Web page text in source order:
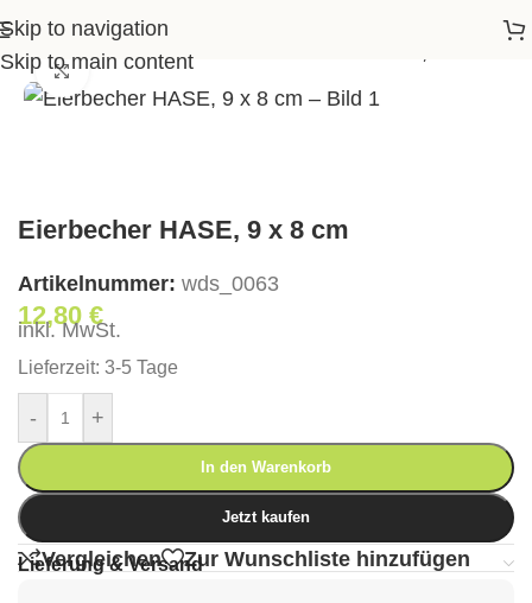
Skip to navigation
Skip to main content
>Tischgeschirr>Teller
Klick zum Vergrößern
Eierbecher HASE, 9 x 8 cm
Artikelnummer: wds_0063
12,80 €
inkl. MwSt.
Lieferzeit: 3-5 Tage
- +
In den Warenkorb
Jetzt kaufen
Vergleichen Zur Wunschliste hinzufügen
Lieferung & Versand